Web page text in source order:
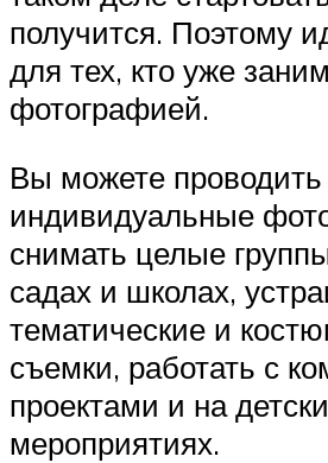
получится. Поэтому
для тех, кто уже
фотографией.
Вы можете проводить
индивидуальные
снимать целые
садах и школах,
тематические и
съемки, работать с
проектами и на
мероприятиях.